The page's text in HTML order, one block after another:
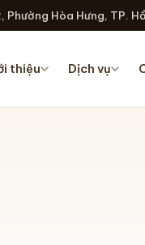
Hòa Hưng, TP.
thiệu Dịch vụ